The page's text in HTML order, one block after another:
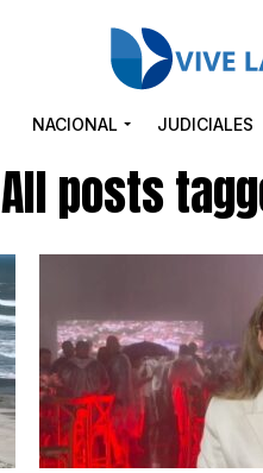
NACIONAL JUDICIALES
All posts